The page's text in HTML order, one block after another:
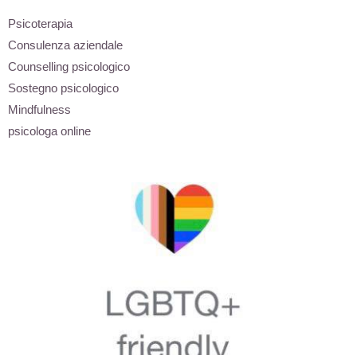
Psicoterapia
Consulenza aziendale
Counselling psicologico
Sostegno psicologico
Mindfulness
psicologa online